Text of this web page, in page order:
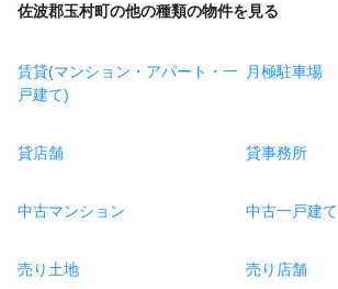
佐波郡玉村町の他の種類の物件を見る
賃貸(マンション・アパート・一
戸建て)
月極駐車場
貸店舗 貸事務所
中古マンション 中古一戸建て
売り土地 売り店舗